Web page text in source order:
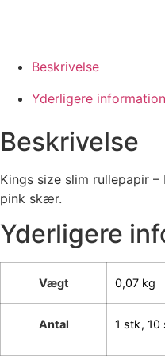
Beskrivelse
Yderligere information
Beskrivelse
Kings size slim rullepapir
pink skær.
Yderligere
Vægt 0,07 kg
Antal 1 stk, 10